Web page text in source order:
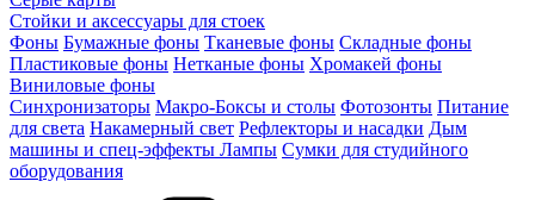
Стойки и аксессуары для стоек
Фоны Бумажные фоны Тканевые фоны Складные фоны
Пластиковые фоны Нетканые фоны Хромакей фоны
Виниловые фоны
Синхронизаторы Макро-Боксы и столы Фотозонты Питание
для света Накамерный свет Рефлекторы и насадки Дым
машины и спец-эффекты Лампы Сумки для студийного
оборудования